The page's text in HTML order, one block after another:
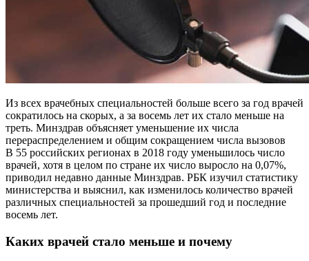
Из всех врачебных специальностей больше всего за год врачей
сократилось на скорых, а за восемь лет их стало меньше на
треть. Минздрав объясняет уменьшение их числа
перераспределением и общим сокращением числа вызовов
В 55 российских регионах в 2018 году уменьшилось число
врачей, хотя в целом по стране их число выросло на 0,07%,
приводил недавно данные Минздрав. РБК изучил статистику
министерства и выяснил, как изменилось количество врачей
различных специальностей за прошедший год и последние
восемь лет.
Каких врачей стало меньше и почему